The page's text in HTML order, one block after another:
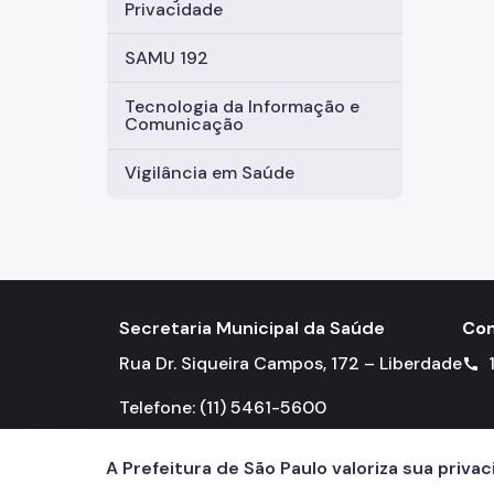
Privacidade
SAMU 192
Tecnologia da Informação e
Comunicação
Vigilância em Saúde
Secretaria Municipal da Saúde
Rua Dr. Siqueira Campos, 172 – Liberdade
Telefone: (11) 5461-5600
call
A Prefeitura de São Paulo valoriza sua